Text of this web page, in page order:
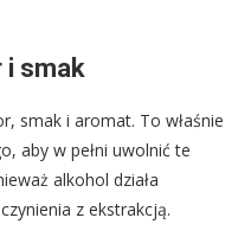
i smak
smak i aromat. To właśnie
aby w pełni uwolnić te
alkohol działa
z ekstrakcją.